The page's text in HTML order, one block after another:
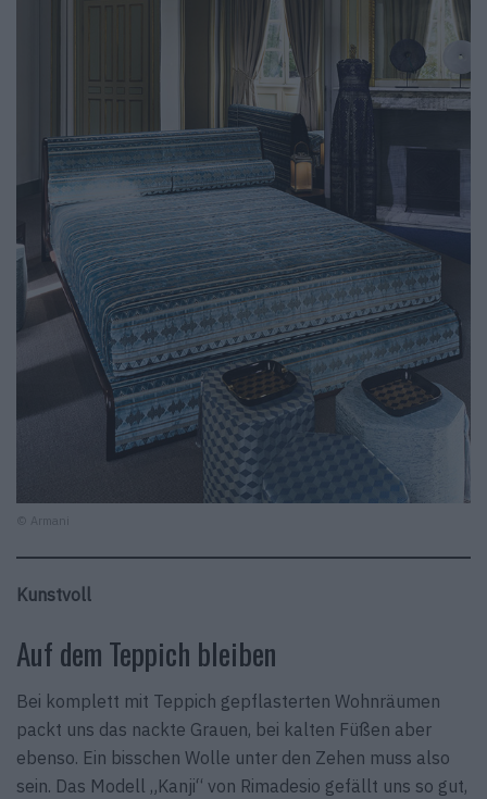
© Armani
Kunstvoll
Auf dem Teppich bleiben
Bei komplett mit Teppich gepflasterten Wohnräumen
packt uns das nackte Grauen, bei kalten Füßen aber
ebenso. Ein bisschen Wolle unter den Zehen muss also
sein. Das Modell „Kanji“ von Rimadesio gefällt uns so gut,